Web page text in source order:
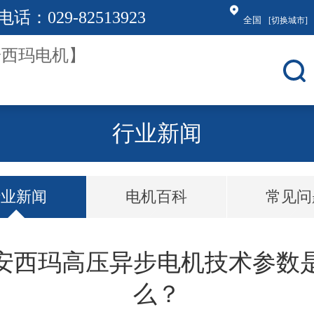
话： 029-82513923 全国 [切换城市]
行业新闻
新闻 电机百科 常见
西玛高压异步电机技术参数
么？